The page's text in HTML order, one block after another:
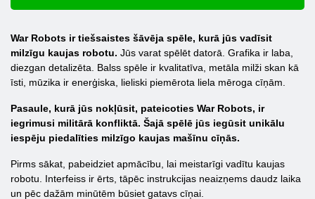
War Robots ir tiešsaistes šāvēja spēle, kurā jūs vadīsit
milzīgu kaujas robotu. Jūs varat spēlēt datorā. Grafika ir laba,
diezgan detalizēta. Balss spēle ir kvalitatīva, metāla milži skan kā
īsti, mūzika ir enerģiska, lieliski piemērota liela mēroga cīņām.
Pasaule, kurā jūs nokļūsit, pateicoties War Robots, ir
iegrimusi militārā konfliktā. Šajā spēlē jūs iegūsit unikālu
iespēju piedalīties milzīgo kaujas mašīnu cīņās.
Pirms sākat, pabeidziet apmācību, lai meistarīgi vadītu kaujas
robotu. Interfeiss ir ērts, tāpēc instrukcijas neaizņems daudz laika
un pēc dažām minūtēm būsiet gatavs cīņai.